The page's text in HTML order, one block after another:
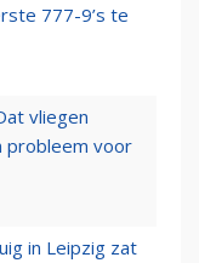
777-9’s te
vliegen
probleem voor
in Leipzig zat